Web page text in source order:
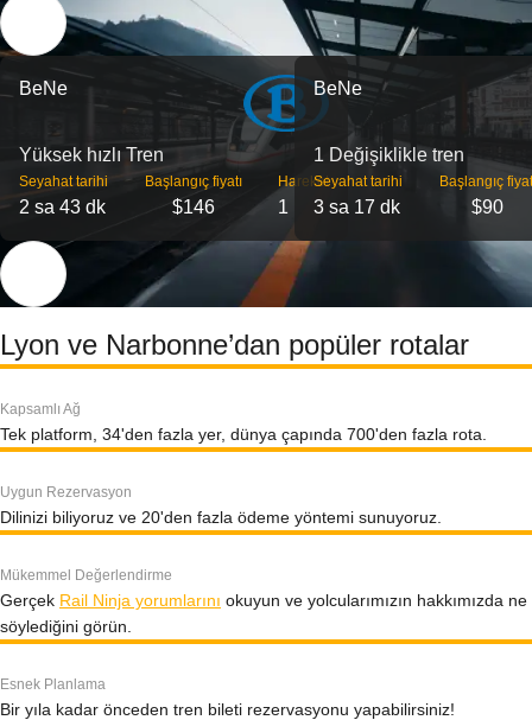
BeNe
Yüksek hızlı Tren
Seyahat tarihi
2 sa 43 dk
Başlangıç ​​fiyatı
$146
Hareket
1
BeNe
1 Değişiklikle tren
Seyahat tarihi
3 sa 17 dk
Başlangıç
$90
Lyon ve Narbonne’dan popüler rotalar
Kapsamlı Ağ
Tek platform, 34'den fazla yer, dünya çapında 700'den fazla rota.
Uygun Rezervasyon
Dilinizi biliyoruz ve 20'den fazla ödeme yöntemi sunuyoruz.
Mükemmel Değerlendirme
Gerçek Rail Ninja yorumlarını okuyun ve yolcularımızın hakkımızda ne
söylediğini görün.
Esnek Planlama
Bir yıla kadar önceden tren bileti rezervasyonu yapabilirsiniz!